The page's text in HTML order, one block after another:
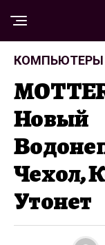
Новый
Чехол,
Утонет